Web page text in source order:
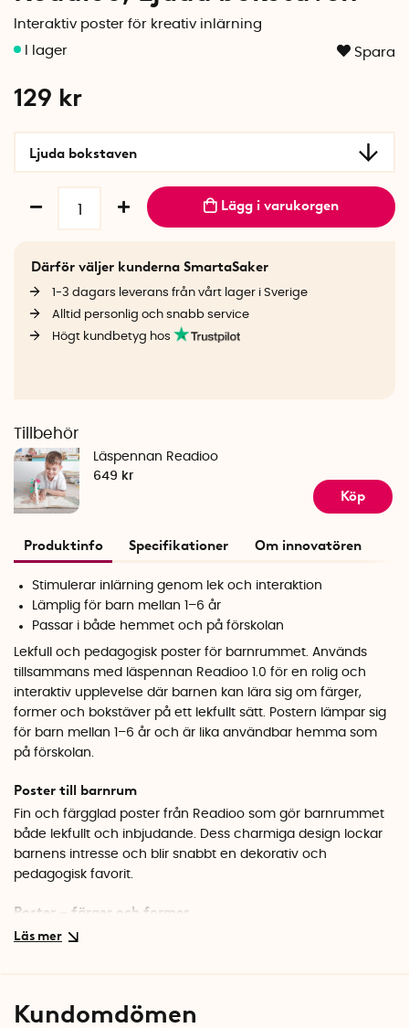
Interaktiv poster för kreativ inlärning
Spara
129 kr
Ljuda bokstaven
Lägg i varukorgen
Därför väljer kunderna SmartaSaker
1-3 dagars leverans från vårt lager i Sverige
Alltid personlig och snabb service
Högt kundbetyg hos
Tillbehör
Läspennan Readioo
649 kr
Köp
Produktinfo Specifikationer Om innovatören
Stimulerar inlärning genom lek och interaktion
Lämplig för barn mellan 1–6 år
Passar i både hemmet och på förskolan
Lekfull och pedagogisk poster för barnrummet. Används
tillsammans med läspennan Readioo 1.0 för en rolig och
interaktiv upplevelse där barnen kan lära sig om färger,
former och bokstäver på ett lekfullt sätt. Postern lämpar sig
för barn mellan 1–6 år och är lika användbar hemma som
på förskolan.
Poster till barnrum
Fin och färgglad poster från Readioo som gör barnrummet
både lekfullt och inbjudande. Dess charmiga design lockar
barnens intresse och blir snabbt en dekorativ och
pedagogisk favorit.
Poster – färger och former
Postern med färger och former är ett perfekt verktyg för att
vilket gör det lättare att koppla samman visuella symboler
Kundomdömen